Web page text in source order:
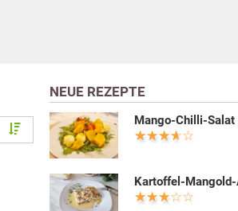
NEUE REZEPTE
Mango-Chilli-Salat
Kartoffel-